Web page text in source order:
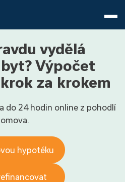
vydělá
Výpočet
za krokem
do 24 hodin online z pohodlí
hypotéku